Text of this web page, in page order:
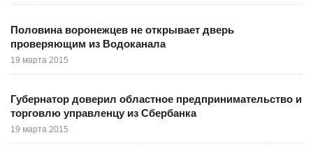
Половина воронежцев не открывает дверь
проверяющим из Водоканала
19 марта 2015
Губернатор доверил областное предпринимательство и
торговлю управленцу из Сбербанка
19 марта 2015